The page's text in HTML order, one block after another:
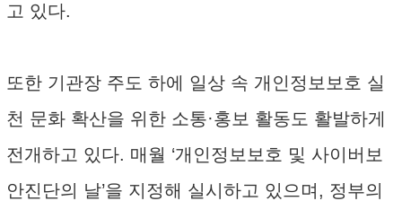
고 있다.
또한 기관장 주도 하에 일상 속 개인정보보호 실
천 문화 확산을 위한 소통·홍보 활동도 활발하게
전개하고 있다. 매월 ‘개인정보보호 및 사이버보
안진단의 날’을 지정해 실시하고 있으며, 정부의